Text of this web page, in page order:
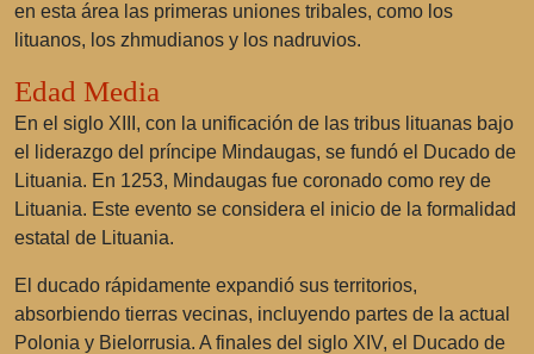
en esta área las primeras uniones tribales, como los
lituanos, los zhmudianos y los nadruvios.
Edad Media
En el siglo XIII, con la unificación de las tribus lituanas bajo
el liderazgo del príncipe Mindaugas, se fundó el Ducado de
Lituania. En 1253, Mindaugas fue coronado como rey de
Lituania. Este evento se considera el inicio de la formalidad
estatal de Lituania.
El ducado rápidamente expandió sus territorios,
absorbiendo tierras vecinas, incluyendo partes de la actual
Polonia y Bielorrusia. A finales del siglo XIV, el Ducado de